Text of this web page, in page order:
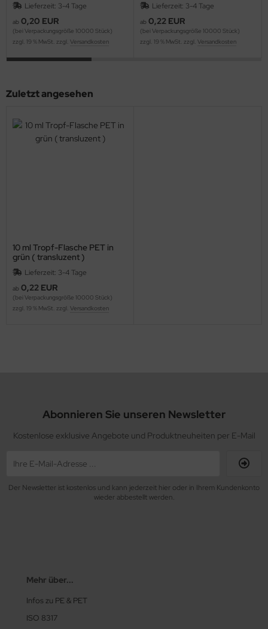
Lieferzeit: 3-4 Tage
ab 0,20 EUR
(bei Verpackungsgröße 10000 Stück)
zzgl. 19 % MwSt. zzgl. Versandkosten
Lieferzeit: 3-4 Tage
ab 0,22 EUR
(bei Verpackungsgröße 10000 Stück)
zzgl. 19 % MwSt. zzgl. Versandkosten
Zuletzt angesehen
10 ml Tropf-Flasche PET in
grün ( transluzent )
Lieferzeit: 3-4 Tage
ab 0,22 EUR
(bei Verpackungsgröße 10000 Stück)
zzgl. 19 % MwSt. zzgl. Versandkosten
Abonnieren Sie unseren Newsletter
Kostenlose exklusive Angebote und Produktneuheiten per E-Mail
Der Newsletter ist kostenlos und kann jederzeit hier oder in Ihrem Kundenkonto
wieder abbestellt werden.
Mehr über...
Infos zu PE & PET
ISO 8317